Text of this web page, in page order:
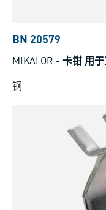
BN 20579
MIKALOR - 卡钳 用
钢